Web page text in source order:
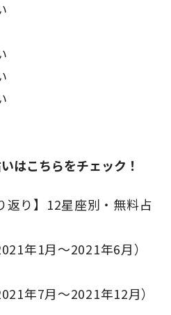
はこちらをチェック！
返り】12星座別・無料占
年1月～2021年6月）
年7月～2021年12月）